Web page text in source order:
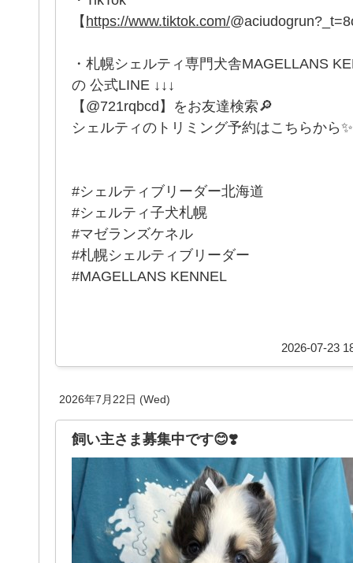
【https://www.tiktok.com/
・札幌シェルティ専門犬舎MAGELLANS
の 公式LINE ↓↓↓
【@721rqbcd】をお友達検索🔎
シェルティのトリミング予約はこちらから✨
#シェルティブリーダー北海道
#シェルティ子犬札幌
#マゼランズケネル
#札幌シェルティブリーダー
#MAGELLANS KENNEL
2026-07-23
2026年7月22日 (Wed)
飼い主さま募集中です😊❣️